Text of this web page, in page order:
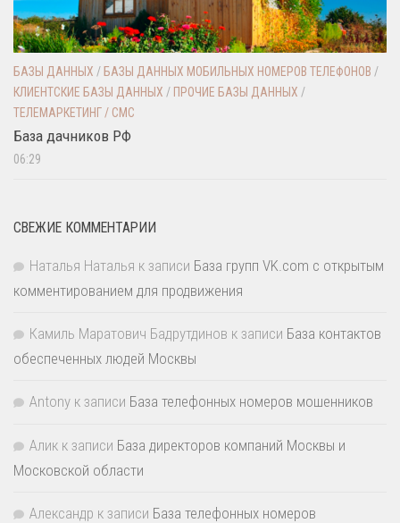
БАЗЫ ДАННЫХ / БАЗЫ ДАННЫХ МОБИЛЬНЫХ НОМЕРОВ ТЕЛЕФОНОВ /
КЛИЕНТСКИЕ БАЗЫ ДАННЫХ / ПРОЧИЕ БАЗЫ ДАННЫХ /
ТЕЛЕМАРКЕТИНГ / СМС
База дачников РФ
06:29
СВЕЖИЕ КОММЕНТАРИИ
Наталья Наталья к записи База групп VK.com с открытым
комментированием для продвижения
Камиль Маратович Бадрутдинов к записи База контактов
обеспеченных людей Москвы
Antony к записи База телефонных номеров мошенников
Алик к записи База директоров компаний Москвы и
Московской области
Александр к записи База телефонных номеров